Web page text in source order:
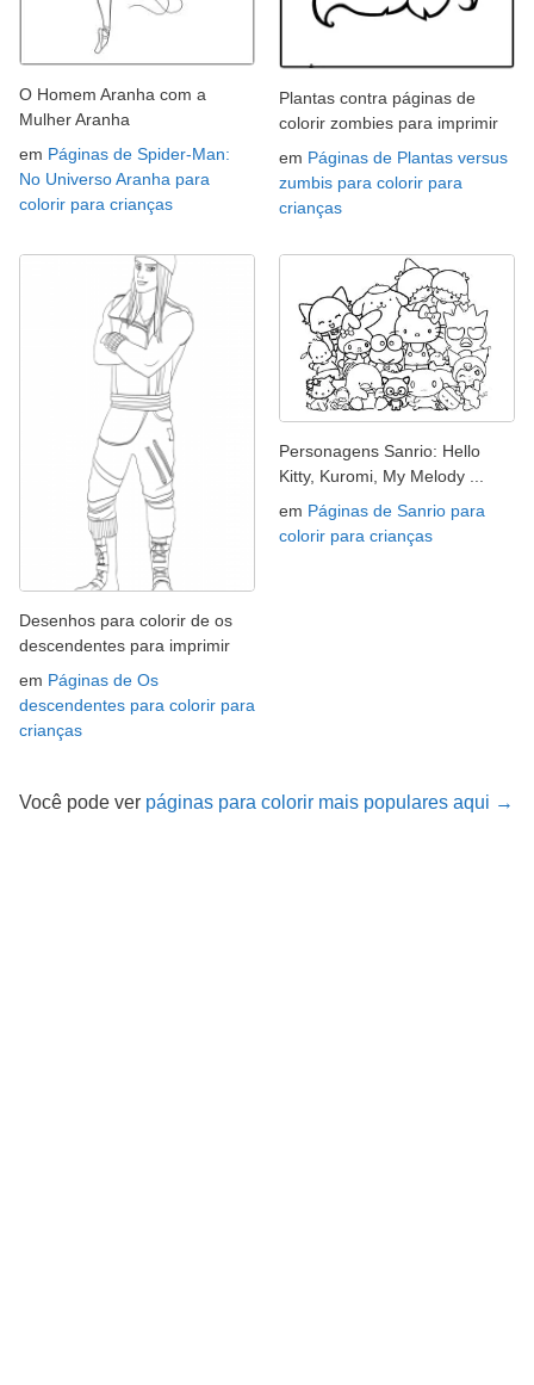
O Homem Aranha com a
Mulher Aranha
em Páginas de Spider-Man:
No Universo Aranha para
colorir para crianças
Plantas contra páginas de
colorir zombies para imprimir
em Páginas de Plantas versus
zumbis para colorir para
crianças
Desenhos para colorir de os
descendentes para imprimir
em Páginas de Os
descendentes para colorir para
crianças
Personagens Sanrio: Hello
Kitty, Kuromi, My Melody ...
em Páginas de Sanrio para
colorir para crianças
Você pode ver páginas para colorir mais populares aqui →